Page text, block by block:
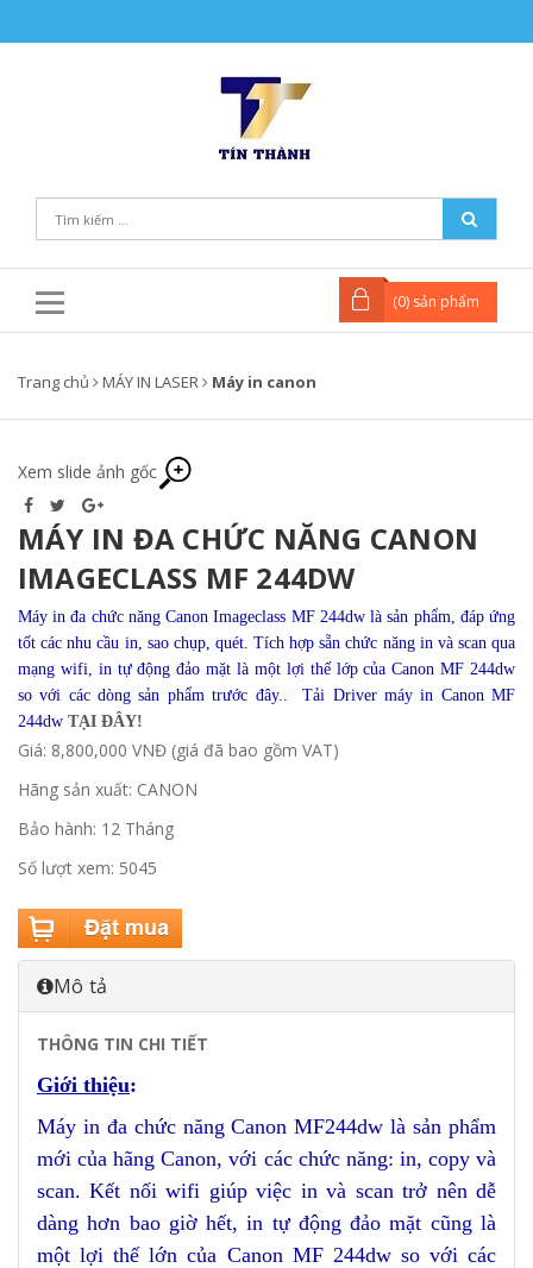
(0) sản phẩm
Trang chủ MÁY IN LASER Máy in canon
Xem slide ảnh gốc
MÁY IN ĐA CHỨC NĂNG CANON
IMAGECLASS MF 244DW
Máy in đa chức năng Canon Imageclass MF 244dw là sản phẩm, đáp ứng
tốt các nhu cầu in, sao chụp, quét. Tích hợp sẵn chức năng in và scan qua
mạng wifi, in tự động đảo mặt là một lợi thế lớp của Canon MF 244dw
so với các dòng sản phẩm trước đây..
Tải Driver máy in Canon MF
244dw TẠI ĐÂY!
Giá: 8,800,000 VNĐ (giá đã bao gồm VAT)
Hãng sản xuất: CANON
Bảo hành: 12 Tháng
Số lượt xem: 5045
Mô tả
THÔNG TIN CHI TIẾT
Giới thiệu:
Máy in đa chức năng Canon MF244dw làsản phẩm
mới của hãng Canon, với các chức năng: in, copy và
scan. Kết nối wifi giúp việc in và scan trở nên dễ
dàng hơn bao giờ hết, in tự động đảo mặt cũng là
một lợi thế lớn của Canon MF 244dw so với các